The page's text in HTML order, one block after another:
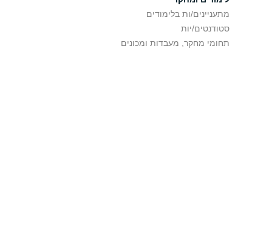
מתעניינים/ות בלימודים
סטודנטים/יות
תחומי מחקר, מעבדות ומכונים